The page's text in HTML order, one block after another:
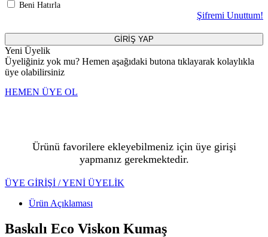
Beni Hatırla
Şifremi Unuttum!
GİRİŞ YAP
Yeni Üyelik
Üyeliğiniz yok mu? Hemen aşağıdaki butona tıklayarak kolaylıkla
üye olabilirsiniz
HEMEN ÜYE OL
Ürünü favorilere ekleyebilmeniz için üye girişi
yapmanız gerekmektedir.
ÜYE GİRİŞİ / YENİ ÜYELİK
Ürün Açıklaması
Baskılı Eco Viskon Kumaş